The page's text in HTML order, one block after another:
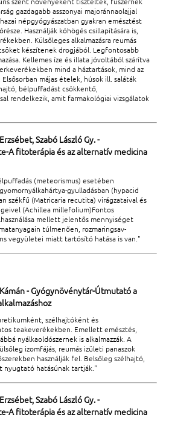
gazdagabb asszonyai majoránnaolajjal
népgyógyászatban gyakran emésztést
Használják köhögés csillapítására is,
Külsőleges alkalmazásra reumás
készítenek drogjából. Legfontosabb
Kellemes íze és illata jóvoltából szárítva
mind a háztartások, mind az
májas ételek, húsok ill. saláták
bélpuffadást csökkentő,
rendelkezik, amit farmakológiai vizsgálatok
Szabó László Gy. -
A fitoterápia és az alternatív medicina
(meteorismus) esetében
gyulladásban (hypacid
székfű (Matricaria recutita) virágzataival és
(Achillea millefolium)Fontos
mellett jelentős mennyiséget
túlmenően, rozmaringsav-
vegyületei miatt tartósító hatása is van."
- Gyógynövénytár-Útmutató a
szélhajtóként és
teakeverékekben. Emellett emésztés,
nyálkaoldószernek is alkalmazzák. A
izomfájás, reumás izületi panaszok
használják fel. Belsőleg szélhajtó,
nyugtató hatásúnak tartják."
Szabó László Gy. -
A fitoterápia és az alternatív medicina